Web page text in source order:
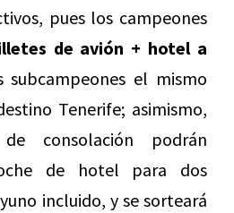
pues los campeones
de avión + hotel a
subcampeones el mismo
Tenerife; asimismo,
consolación podrán
de hotel para dos
incluido, y se sorteará